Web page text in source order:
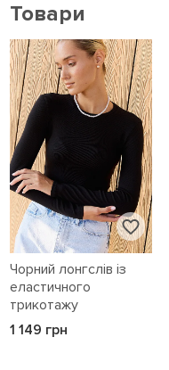
Товари
Чорний лонгслів із
еластичного
трикотажу
1 149 грн